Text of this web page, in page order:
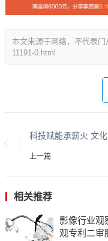
本文来源于网络，不代表
11191-0.html
科技赋能承薪火
上一篇
相关推荐
影像行业观
观专利二审